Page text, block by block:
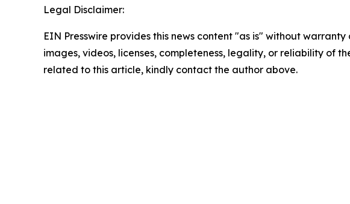
Legal Disclaimer:
EIN Presswire provides this news content "as is" without
images, videos, licenses, completeness, legality, or reliability of
related to this article, kindly contact the author above.